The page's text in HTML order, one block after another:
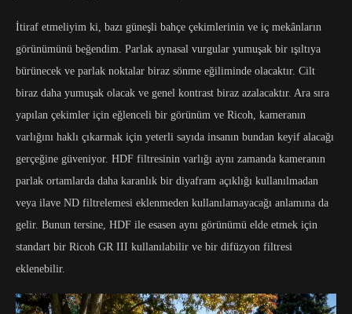
İtiraf etmeliyim ki, bazı güneşli bahçe çekimlerinin ve iç mekânların
görünümünü beğendim. Parlak aynasal vurgular yumuşak bir ışıltıya
bürünecek ve parlak noktalar biraz sönme eğiliminde olacaktır. Cilt
biraz daha yumuşak olacak ve genel kontrast biraz azalacaktır. Ara sıra
yapılan çekimler için eğlenceli bir görünüm ve Ricoh, kameranın
varlığını haklı çıkarmak için yeterli sayıda insanın bundan keyif alacağı
gerçeğine güveniyor. HDF filtresinin varlığı aynı zamanda kameranın
parlak ortamlarda daha karanlık bir diyafram açıklığı kullanılmadan
veya ilave ND filtrelemesi eklenmeden kullanılamayacağı anlamına da
gelir. Bunun tersine, HDF ile esasen aynı görünümü elde etmek için
standart bir Ricoh GR III kullanılabilir ve bir difüzyon filtresi
eklenebilir.